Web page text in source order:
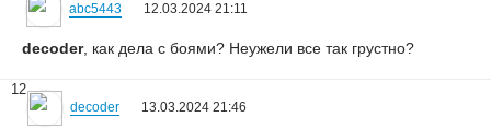
abc5443 12.03.2024 21:11
decoder, как дела с боями? Неужели все так грустно?
12
decoder 13.03.2024 21:46